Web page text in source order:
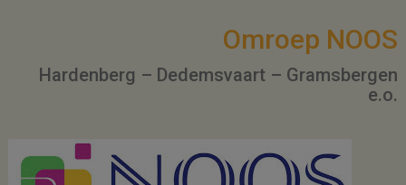
Omroep NOOS
Hardenberg – Dedemsvaart – Gramsbergen
e.o.